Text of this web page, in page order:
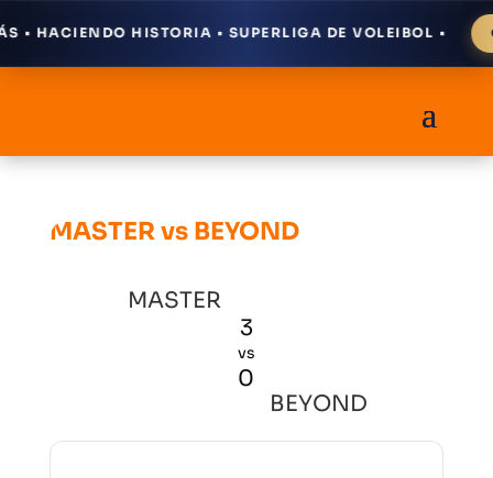
HACIENDO HISTORIA • SUPERLIGA DE VOLEIBOL •
MASTER vs BEYOND
MASTER
3
vs
0
BEYOND